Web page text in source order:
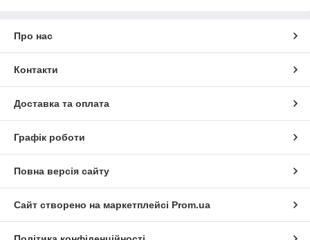
Про нас
Контакти
Доставка та оплата
Графік роботи
Повна версія сайту
Сайт створено на маркетплейсі Prom.ua